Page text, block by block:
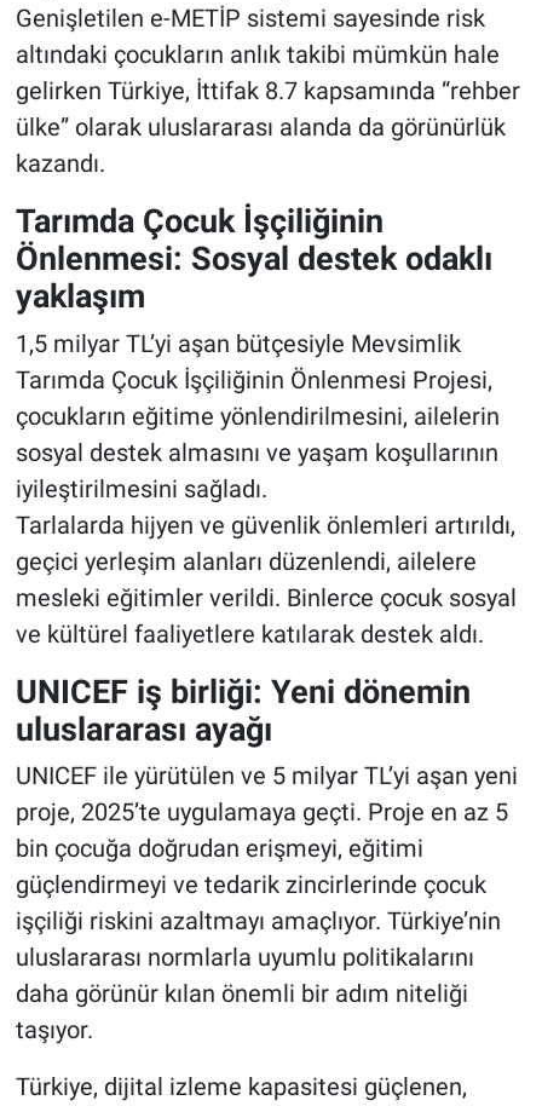
Genişletilen e-METİP sistemi sayesinde risk
altındaki çocukların anlık takibi mümkün hale
gelirken Türkiye, İttifak 8.7 kapsamında “rehber
ülke” olarak uluslararası alanda da görünürlük
kazandı.
Tarımda Çocuk İşçiliğinin
Önlenmesi: Sosyal destek odaklı
yaklaşım
1,5 milyar TL’yi aşan bütçesiyle Mevsimlik
Tarımda Çocuk İşçiliğinin Önlenmesi Projesi,
çocukların eğitime yönlendirilmesini, ailelerin
sosyal destek almasını ve yaşam koşullarının
iyileştirilmesini sağladı.
Tarlalarda hijyen ve güvenlik önlemleri artırıldı,
geçici yerleşim alanları düzenlendi, ailelere
mesleki eğitimler verildi. Binlerce çocuk sosyal
ve kültürel faaliyetlere katılarak destek aldı.
UNICEF iş birliği: Yeni dönemin
uluslararası ayağı
UNICEF ile yürütülen ve 5 milyar TL’yi aşan yeni
proje, 2025’te uygulamaya geçti. Proje en az 5
bin çocuğa doğrudan erişmeyi, eğitimi
güçlendirmeyi ve tedarik zincirlerinde çocuk
işçiliği riskini azaltmayı amaçlıyor. Türkiye’nin
uluslararası normlarla uyumlu politikalarını
daha görünür kılan önemli bir adım niteliği
taşıyor.
Türkiye, dijital izleme kapasitesi güçlenen,